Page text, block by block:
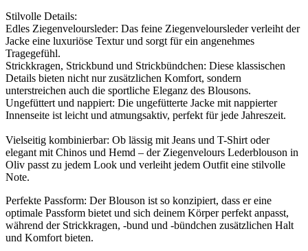
Stilvolle Details:
Edles Ziegenveloursleder: Das feine Ziegenveloursleder verleiht der
Jacke eine luxuriöse Textur und sorgt für ein angenehmes
Tragegefühl.
Strickkragen, Strickbund und Strickbündchen: Diese klassischen
Details bieten nicht nur zusätzlichen Komfort, sondern
unterstreichen auch die sportliche Eleganz des Blousons.
Ungefüttert und nappiert: Die ungefütterte Jacke mit nappierter
Innenseite ist leicht und atmungsaktiv, perfekt für jede Jahreszeit.
Vielseitig kombinierbar: Ob lässig mit Jeans und T-Shirt oder
elegant mit Chinos und Hemd – der Ziegenvelours Lederblouson in
Oliv passt zu jedem Look und verleiht jedem Outfit eine stilvolle
Note.
Perfekte Passform: Der Blouson ist so konzipiert, dass er eine
optimale Passform bietet und sich deinem Körper perfekt anpasst,
während der Strickkragen, -bund und -bündchen zusätzlichen Halt
und Komfort bieten.